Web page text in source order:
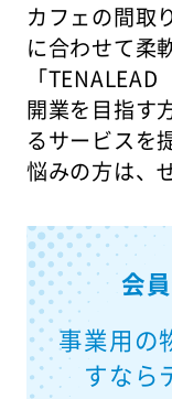
カフェの間取
に合わせて柔
「
開業を目指す
るサービスを
悩みの方は、
会
事業用の
すなら